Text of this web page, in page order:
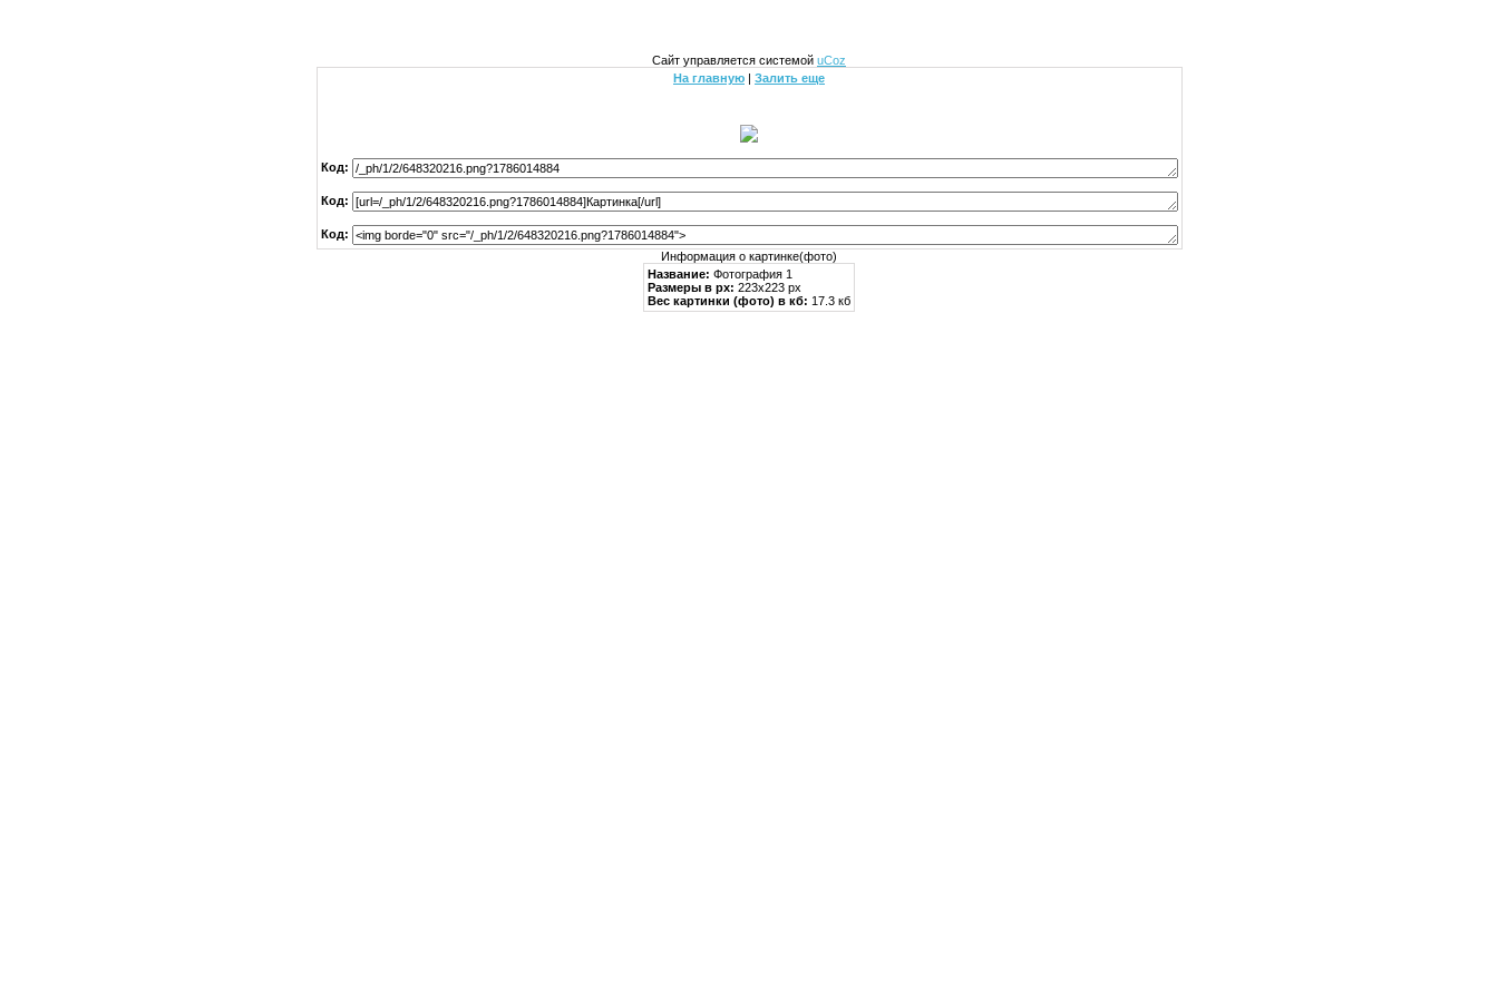
Сайт управляется системой uCoz
На главную | Залить еще
Код:
Код:
Код:
Информация о картинке(фото)
Название: Фотография 1
Размеры в px: 223x223 px
Вес картинки (фото) в кб: 17.3 кб